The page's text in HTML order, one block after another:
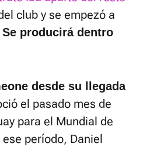
club y se empezó a
Se producirá dentro
desde su llegada
el pasado mes de
para el Mundial de
período, Daniel